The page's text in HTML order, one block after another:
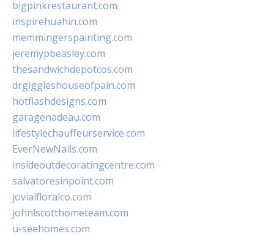
bigpinkrestaurant.com
inspirehuahin.com
memmingerspainting.com
jeremypbeasley.com
thesandwichdepotcos.com
drgiggleshouseofpain.com
hotflashdesigns.com
garagenadeau.com
lifestylechauffeurservice.com
EverNewNails.com
insideoutdecoratingcentre.com
salvatoresinpoint.com
jovialfloralco.com
johnlscotthometeam.com
u-seehomes.com